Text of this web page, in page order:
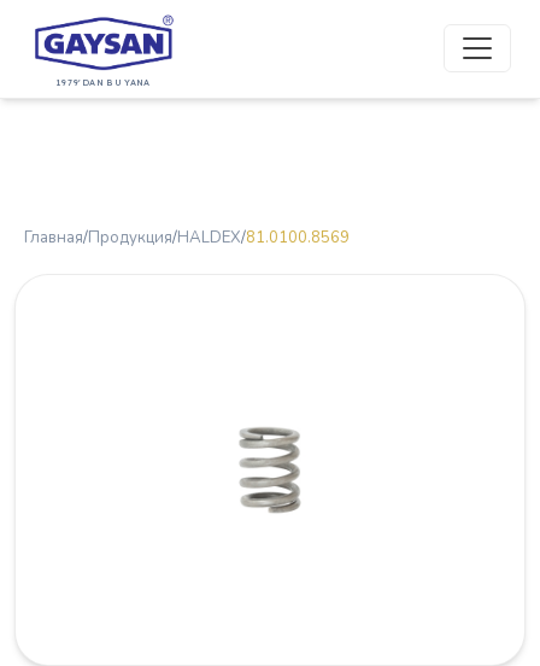
1979'DAN BU YANA
Главная/Продукция/HALDEX/81.0100.8569